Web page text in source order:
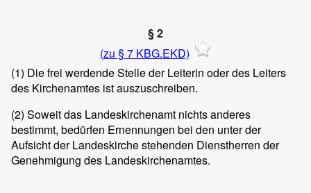
§ 2
(zu § 7 KBG.EKD)
(1) Die frei werdende Stelle der Leiterin oder des Leiters
des Kirchenamtes ist auszuschreiben.
(2) Soweit das Landeskirchenamt nichts anderes
bestimmt, bedürfen Ernennungen bei den unter der
Aufsicht der Landeskirche stehenden Dienstherren der
Genehmigung des Landeskirchenamtes.